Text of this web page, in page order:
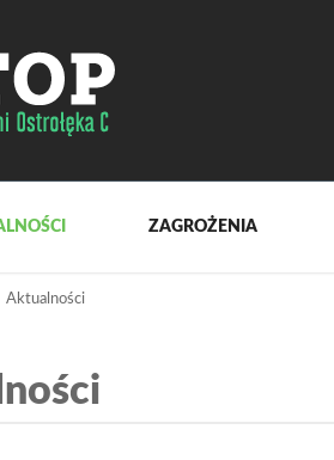
ZAGROŻENIA
Aktualności